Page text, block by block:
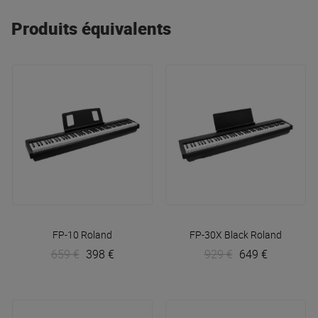
Produits équivalents
FP-10 Roland
659 € 398 €
FP-30X Black Roland
929 € 649 €